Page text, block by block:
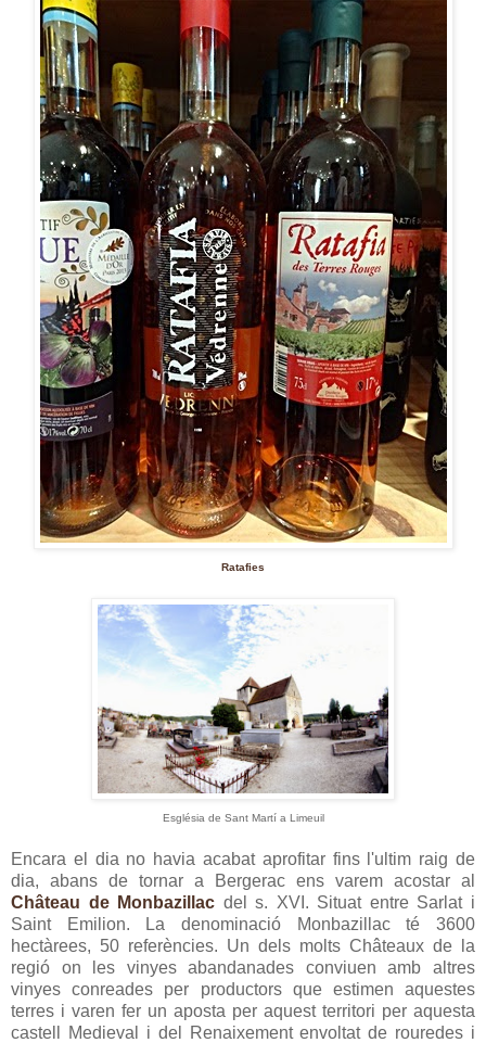
Ratafies
Església de Sant Martí a Limeuil
Encara el dia no havia acabat aprofitar fins l'ultim raig de
dia, abans de tornar a Bergerac ens varem acostar al
Château de Monbazillac del s. XVI. Situat entre Sarlat i
Saint Emilion. La denominació Monbazillac té 3600
hectàrees, 50 referències. Un dels molts Châteaux de la
regió on les vinyes abandanades conviuen amb altres
vinyes conreades per productors que estimen aquestes
terres i varen fer un aposta per aquest territori per aquesta
castell Medieval i del Renaixement envoltat de rouredes i